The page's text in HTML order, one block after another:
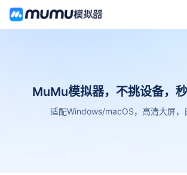
MuMu模拟器，不挑设备，秒
适配Windows/macOS，高清大屏，